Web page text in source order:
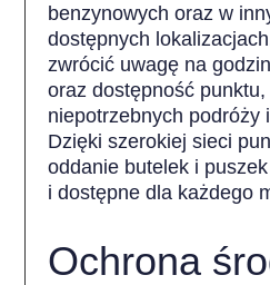
benzynowych oraz w
dostępnych
zwrócić uwagę na
oraz dostępność
niepotrzebnych podróży
Dzięki szerokiej sieci
oddanie butelek i
i dostępne dla każdego
Ochrona